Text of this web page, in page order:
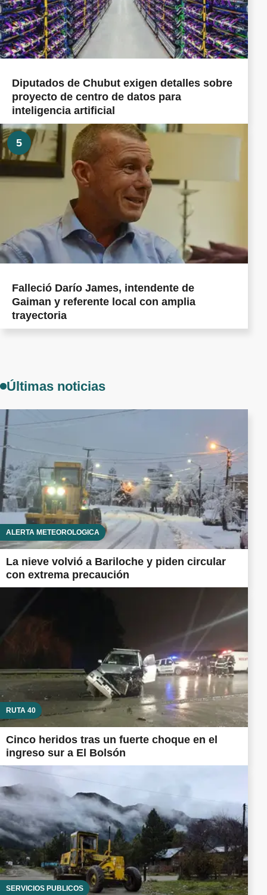
Diputados de Chubut exigen detalles sobre
proyecto de centro de datos para
inteligencia artificial
5
Falleció Darío James, intendente de
Gaiman y referente local con amplia
trayectoria
Últimas noticias
ALERTA METEOROLÓGICA
La nieve volvió a Bariloche y piden circular
con extrema precaución
RUTA 40
Cinco heridos tras un fuerte choque en el
ingreso sur a El Bolsón
SERVICIOS PÚBLICOS